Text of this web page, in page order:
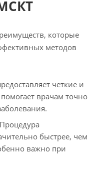
которые
методов
четкие и
врачам точно
быстрее, чем
важно при